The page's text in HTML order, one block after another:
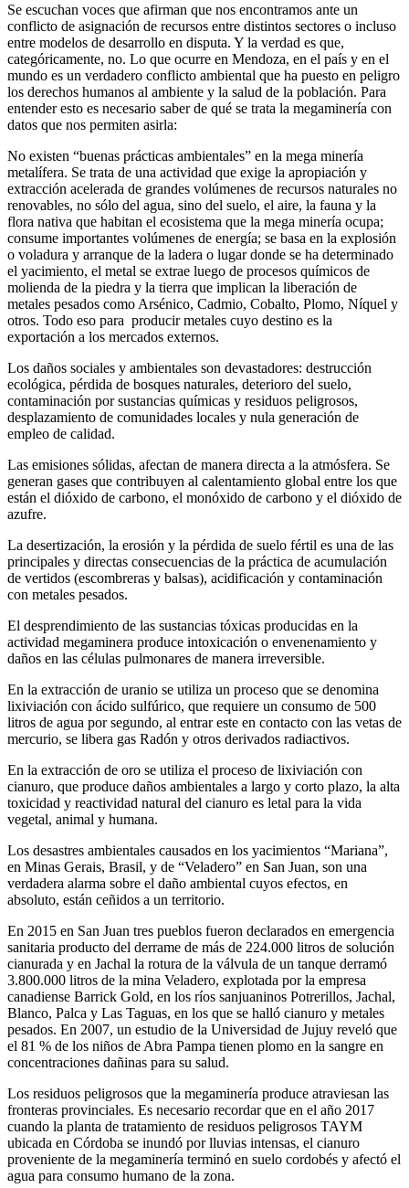
Se escuchan voces que afirman que nos encontramos ante un
conflicto de asignación de recursos entre distintos sectores o incluso
entre modelos de desarrollo en disputa. Y la verdad es que,
categóricamente, no. Lo que ocurre en Mendoza, en el país y en el
mundo es un verdadero conflicto ambiental que ha puesto en peligro
los derechos humanos al ambiente y la salud de la población. Para
entender esto es necesario saber de qué se trata la megaminería con
datos que nos permiten asirla:
No existen “buenas prácticas ambientales” en la mega minería
metalífera. Se trata de una actividad que exige la apropiación y
extracción acelerada de grandes volúmenes de recursos naturales no
renovables, no sólo del agua, sino del suelo, el aire, la fauna y la
flora nativa que habitan el ecosistema que la mega minería ocupa;
consume importantes volúmenes de energía; se basa en la explosión
o voladura y arranque de la ladera o lugar donde se ha determinado
el yacimiento, el metal se extrae luego de procesos químicos de
molienda de la piedra y la tierra que implican la liberación de
metales pesados como Arsénico, Cadmio, Cobalto, Plomo, Níquel y
otros. Todo eso para producir metales cuyo destino es la
exportación a los mercados externos.
Los daños sociales y ambientales son devastadores: destrucción
ecológica, pérdida de bosques naturales, deterioro del suelo,
contaminación por sustancias químicas y residuos peligrosos,
desplazamiento de comunidades locales y nula generación de
empleo de calidad.
Las emisiones sólidas, afectan de manera directa a la atmósfera. Se
generan gases que contribuyen al calentamiento global entre los que
están el dióxido de carbono, el monóxido de carbono y el dióxido de
azufre.
La desertización, la erosión y la pérdida de suelo fértil es una de las
principales y directas consecuencias de la práctica de acumulación
de vertidos (escombreras y balsas), acidificación y contaminación
con metales pesados.
El desprendimiento de las sustancias tóxicas producidas en la
actividad megaminera produce intoxicación o envenenamiento y
daños en las células pulmonares de manera irreversible.
En la extracción de uranio se utiliza un proceso que se denomina
lixiviación con ácido sulfúrico, que requiere un consumo de 500
litros de agua por segundo, al entrar este en contacto con las vetas de
mercurio, se libera gas Radón y otros derivados radiactivos.
En la extracción de oro se utiliza el proceso de lixiviación con
cianuro, que produce daños ambientales a largo y corto plazo, la alta
toxicidad y reactividad natural del cianuro es letal para la vida
vegetal, animal y humana.
Los desastres ambientales causados en los yacimientos “Mariana”,
en Minas Gerais, Brasil, y de “Veladero” en San Juan, son una
verdadera alarma sobre el daño ambiental cuyos efectos, en
absoluto, están ceñidos a un territorio.
En 2015 en San Juan tres pueblos fueron declarados en emergencia
sanitaria producto del derrame de más de 224.000 litros de solución
cianurada y en Jachal la rotura de la válvula de un tanque derramó
3.800.000 litros de la mina Veladero, explotada por la empresa
canadiense Barrick Gold, en los ríos sanjuaninos Potrerillos, Jachal,
Blanco, Palca y Las Taguas, en los que se halló cianuro y metales
pesados. En 2007, un estudio de la Universidad de Jujuy reveló que
el 81 % de los niños de Abra Pampa tienen plomo en la sangre en
concentraciones dañinas para su salud.
Los residuos peligrosos que la megaminería produce atraviesan las
fronteras provinciales. Es necesario recordar que en el año 2017
cuando la planta de tratamiento de residuos peligrosos TAYM
ubicada en Córdoba se inundó por lluvias intensas, el cianuro
proveniente de la megaminería terminó en suelo cordobés y afectó el
agua para consumo humano de la zona.